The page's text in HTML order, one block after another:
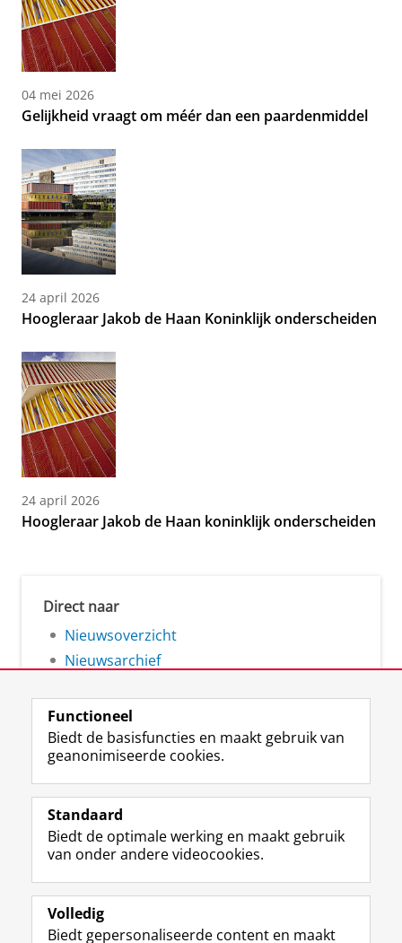
04 mei 2026
Gelijkheid vraagt om méér dan een paardenmiddel
24 april 2026
Hoogleraar Jakob de Haan Koninklijk onderscheiden
24 april 2026
Hoogleraar Jakob de Haan koninklijk onderscheiden
Direct naar
Nieuwsoverzicht
Nieuwsarchief
Volg de RUG
F
a
e
b
o
p
L
i
k
e
I
-
R
S
-
f
e
R
I
n
t
r
m
Y
o
T
e
k
Studiekiezers
Alumni
Functioneel
Biedt de basisfuncties en maakt gebruik van
geanonimiseerde cookies.
Standaard
Biedt de optimale werking en maakt gebruik
van onder andere videocookies.
Volledig
Biedt gepersonaliseerde content en maakt